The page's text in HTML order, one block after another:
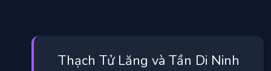
Thạch Tử Lăng và Tần Di Ninh